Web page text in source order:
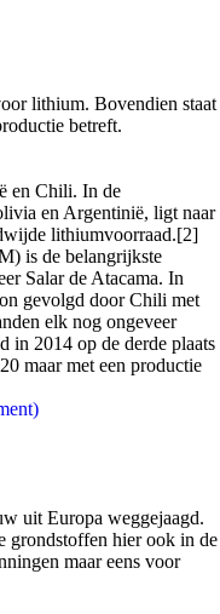
lithium. Bovendien staat
betreft.
en Chili. In de
en Argentinië, ligt naar
lithiumvoorraad.[2]
is de belangrijkste
Salar de Atacama. In
gevolgd door Chili met
elk nog ongeveer
in 2014 op de derde plaats
maar met een productie
uit Europa weggejaagd.
grondstoffen hier ook in de
maar eens voor